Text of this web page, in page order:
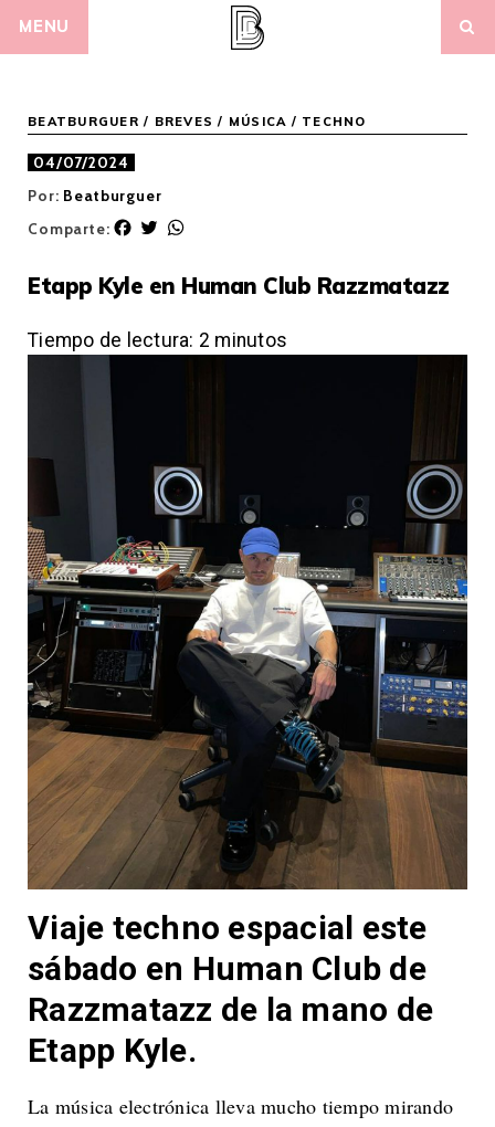
MENU
BEATBURGUER / BREVES / MÚSICA / TECHNO
04/07/2024
Por: Beatburguer
Comparte:
F
e
o
o
T
t
e
r
t
A
p
Etapp Kyle en Human Club Razzmatazz
Tiempo de lectura: 2 minutos
Viaje techno espacial este
sábado en Human Club de
Razzmatazz de la mano de
Etapp Kyle.
La música electrónica lleva mucho tiempo mirando